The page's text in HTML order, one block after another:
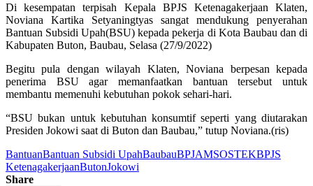
Di kesempatan terpisah Kepala BPJS Ketenagakerjaan Klaten,
Noviana Kartika Setyaningtyas sangat mendukung penyerahan
Bantuan Subsidi Upah(BSU) kepada pekerja di Kota Baubau dan di
Kabupaten Buton, Baubau, Selasa (27/9/2022)
Begitu pula dengan wilayah Klaten, Noviana berpesan kepada
penerima BSU agar memanfaatkan bantuan tersebut untuk
membantu memenuhi kebutuhan pokok sehari-hari.
“BSU bukan untuk kebutuhan konsumtif seperti yang diutarakan
Presiden Jokowi saat di Buton dan Baubau,” tutup Noviana.(ris)
BantuanBantuan Subsidi UpahBaubauBPJAMSOSTEKBPJS
KetenagakerjaanButonJokowi
Share